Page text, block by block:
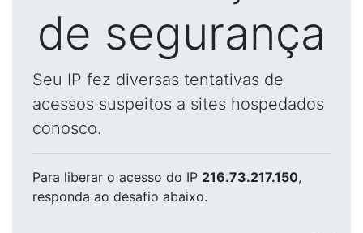
de segurança
Seu IP fez diversas tentativas de
acessos suspeitos a sites hospedados
conosco.
Para liberar o acesso do IP 216.73.217.150,
responda ao desafio abaixo.